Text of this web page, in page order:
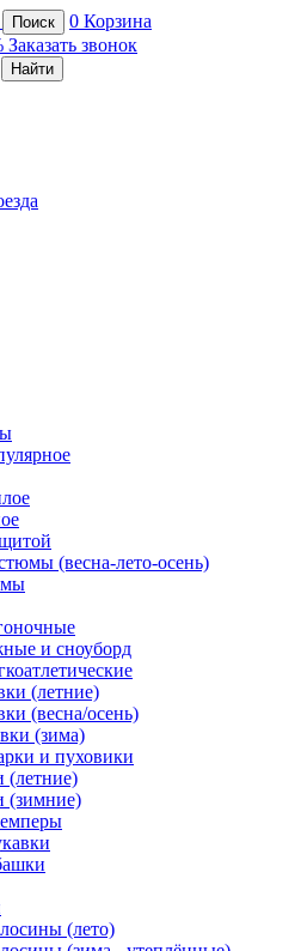
Поиск 0 Корзина
Заказать звонок
(весна-лето-осень)
и сноуборд
(летние)
(весна/осень)
(зима)
и пуховики
(лето)